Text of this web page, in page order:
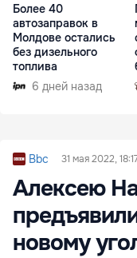
Более 40
автозаправок в
Молдове остались
без дизельного
топлива
6 дней назад
Bbc 31 мая 2022,
Алексею
новому